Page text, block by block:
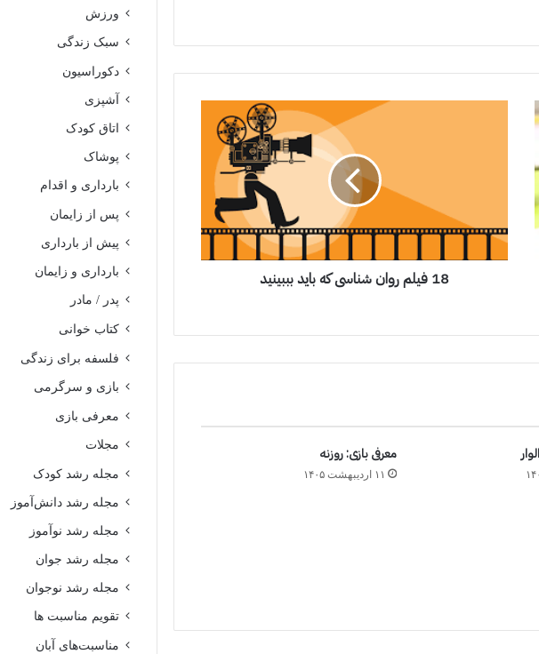
18 فیلم روان شناسی که باید بببینید
معرفی بازی: روزنه
۱۱ اردیبهشت ۱۴۰۵
ورزش
سبک زندگی
دکوراسیون
آشپزی
اتاق کودک
پوشاک
بارداری و اقدام
پس از زایمان
پیش از بارداری
بارداری و زایمان
پدر / مادر
کتاب خوانی
فلسفه برای زندگی
بازی و سرگرمی
معرفی بازی
مجلات
مجله رشد کودک
مجله رشد دانش‌آموز
مجله رشد نوآموز
مجله رشد جوان
مجله رشد نوجوان
تقویم مناسبت ها
مناسبت‌های آبان